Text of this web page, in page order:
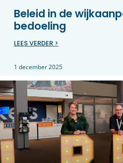
Beleid in de
bedoeling
LEES VERDER >
1 december 2025